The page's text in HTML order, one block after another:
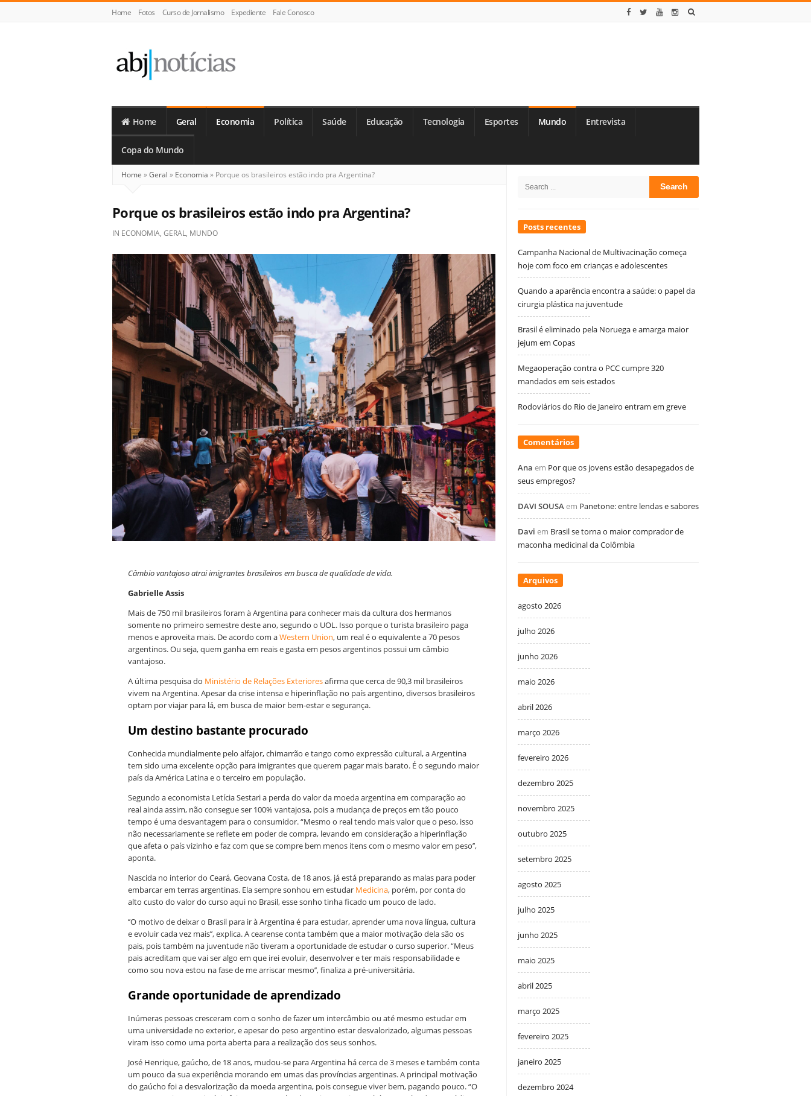
Home Fotos Curso de Jornalismo Expediente Fale Conosco
Notícias
Home Geral Economia Política Saúde Educação Tecnologia Esportes Mundo Entrevista
Copa do Mundo
Home »Geral » Economia » Porque os brasileiros estão indo pra Argentina?
Porque os brasileiros estão indo pra Argentina?
IN ECONOMIA, GERAL, MUNDO
Câmbio vantajoso atrai imigrantes brasileiros em busca de qualidade de vida.
Gabrielle Assis
Mais de 750 mil brasileiros foram à Argentina para conhecer mais da cultura dos hermanos
somente no primeiro semestre deste ano, segundo o UOL. Isso porque o turista brasileiro paga
menos e aproveita mais. De acordo com aWestern Union, um real é o equivalente a 70 pesos
argentinos. Ou seja, quem ganha em reais e gasta em pesos argentinos possui um câmbio
vantajoso.
A última pesquisa do Ministério de Relações Exterioresafirma que cerca de 90,3 mil brasileiros
vivem na Argentina. Apesar da crise intensa e hiperinflação no país argentino, diversos brasileiros
optam por viajar para lá, em busca de maior bem-estar e segurança.
Um destino bastante procurado
Conhecida mundialmente pelo alfajor, chimarrão e tango como expressão cultural, a Argentina
tem sido uma excelente opção para imigrantes que querem pagar mais barato. É o segundo maior
país da América Latina e o terceiro em população.
Segundo a economista Letícia Sestari a perda do valor da moeda argentina em comparação ao
real ainda assim, não consegue ser 100% vantajosa, pois a mudança de preços em tão pouco
tempo é uma desvantagem para o consumidor. “Mesmo o real tendo mais valor que o peso, isso
não necessariamente se reflete em poder de compra, levando em consideração a hiperinflação
que afeta o país vizinho e faz com que se compre bem menos itens com o mesmo valor em peso’’,
aponta.
Nascida no interior do Ceará, Geovana Costa, de 18 anos, já está preparando as malas para poder
embarcar em terras argentinas. Ela sempre sonhou em estudar Medicina, porém, por conta do
alto custo do valor do curso aqui no Brasil, esse sonho tinha ficado um pouco de lado.
‘’O motivo de deixar o Brasil para ir à Argentina é para estudar, aprender uma nova língua, cultura
e evoluir cada vez mais’’, explica. A cearense conta também que a maior motivação dela são os
pais, pois também na juventude não tiveram a oportunidade de estudar o curso superior. “Meus
pais acreditam que vai ser algo em que irei evoluir, desenvolver e ter mais responsabilidade e
como sou nova estou na fase de me arriscar mesmo’’, finaliza a pré-universitária.
Grande oportunidade de aprendizado
Inúmeras pessoas cresceram com o sonho de fazer um intercâmbio ou até mesmo estudar em
uma universidade no exterior, e apesar do peso argentino estar desvalorizado, algumas pessoas
viram isso como uma porta aberta para a realização dos seus sonhos.
José Henrique, gaúcho, de 18 anos, mudou-se para Argentina há cerca de 3 meses e também conta
um pouco da sua experiência morando em umas das províncias argentinas. A principal motivação
do gaúcho foi a desvalorização da moeda argentina, pois consegue viver bem, pagando pouco. “O
Sidebar
Search
Posts recentes
Campanha Nacional de Multivacinação começa
hoje com foco em crianças e adolescentes
Quando a aparência encontra a saúde: o papel da
cirurgia plástica na juventude
Brasil é eliminado pela Noruega e amarga maior
jejum em Copas
Megaoperação contra o PCC cumpre 320
mandados em seis estados
Rodoviários do Rio de Janeiro entram em greve
Comentários
Ana em Por que os jovens estão desapegados de
seus empregos?
DAVI SOUSAem Panetone: entre lendas e sabores
Davi em Brasil se torna o maior comprador de
maconha medicinal da Colômbia
Arquivos
agosto 2026
julho 2026
junho 2026
maio 2026
abril 2026
março 2026
fevereiro 2026
dezembro 2025
novembro 2025
outubro 2025
setembro 2025
agosto 2025
julho 2025
junho 2025
maio 2025
abril 2025
março 2025
fevereiro 2025
janeiro 2025
dezembro 2024